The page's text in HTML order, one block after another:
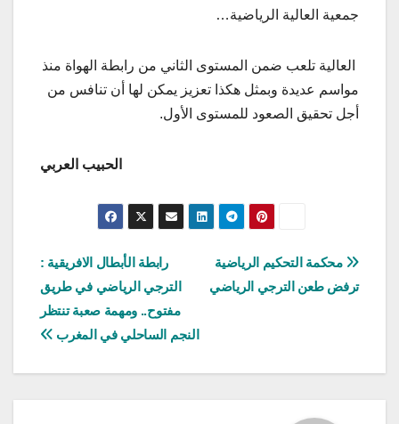
جمعية العالية الرياضية…
العالية تلعب ضمن المستوى الثاني من رابطة الهواة منذ
مواسم عديدة وبمثل هكذا تعزيز يمكن لها أن تنافس من
أجل تحقيق الصعود للمستوى الأول.
الحبيب العربي
تصفّح
المقالات
رابطة الأبطال الافريقية :
الترجي الرياضي في طريق
مفتوح.. ومهمة صعبة تنتظر
النجم الساحلي في المغرب
محكمة التحكيم الرياضية
ترفض طعن الترجي الرياضي